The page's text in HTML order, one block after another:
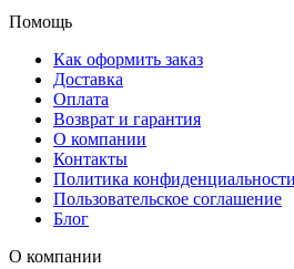
Помощь
Как оформить заказ
Доставка
Оплата
Возврат и гарантия
О компании
Контакты
Политика
Пользовательское соглашение
Блог
О компании